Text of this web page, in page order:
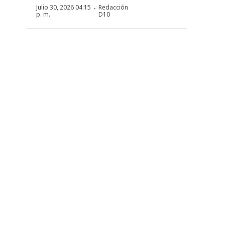
Julio 30, 2026 04:15
p. m.
· Redacción
D10